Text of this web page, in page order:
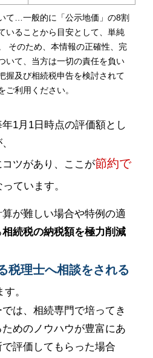
て…一般的に「公示地価」の8割
いることから目安として、単純
そのため、本情報の正確性、完
いて、当方は一切の責任を負い
握及び相続税申告を検討されて
ご利用ください。
1月1日時点の評価額とし
ツがあり、ここが節約で
ています。
が難しい場合や特例の適
相続税の納税額を極力削減
税理士へ相談をされる
す。
は、相続専門で培ってき
めのノウハウが豊富にあ
評価してもらった場合